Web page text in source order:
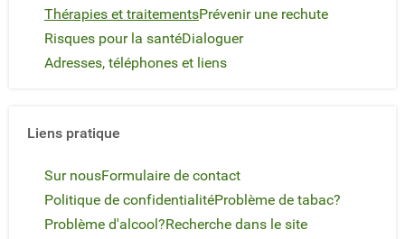
Thérapies et traitementsPrévenir une rechute
Risques pour la santéDialoguer
Adresses, téléphones et liens
Liens pratique
Sur nousFormulaire de contact
Politique de confidentialitéProblème de tabac?
Problème d'alcool?Recherche dans le site